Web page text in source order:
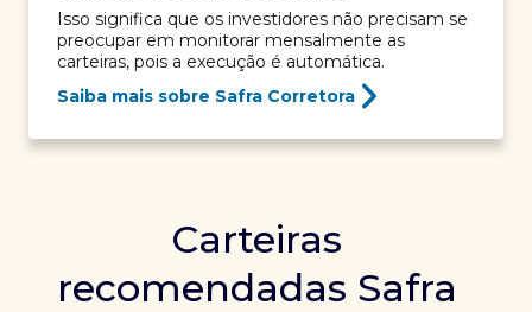
Isso significa que os investidores não precisam se
preocupar em monitorar mensalmente as
carteiras, pois a execução é automática.
Saiba mais sobre Safra Corretora
Carteiras
recomendadas Safra